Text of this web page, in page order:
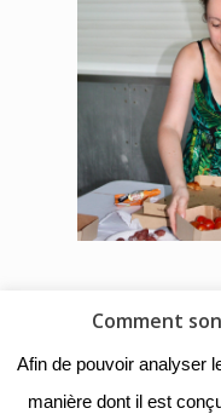
© 2018
Navarre
Comment
Afin de pouvoir analyser
manière dont il est